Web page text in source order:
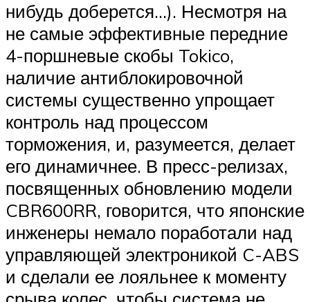
нибудь доберется…). Несмотря на
не самые эффективные передние
4-поршневые скобы Tokico,
наличие антиблокировочной
системы существенно упрощает
контроль над процессом
торможения, и, разумеется, делает
его динамичнее. В пресс-релизах,
посвященных обновлению модели
CBR600RR, говорится, что японские
инженеры немало поработали над
управляющей электроникой C-ABS
и сделали ее лояльнее к моменту